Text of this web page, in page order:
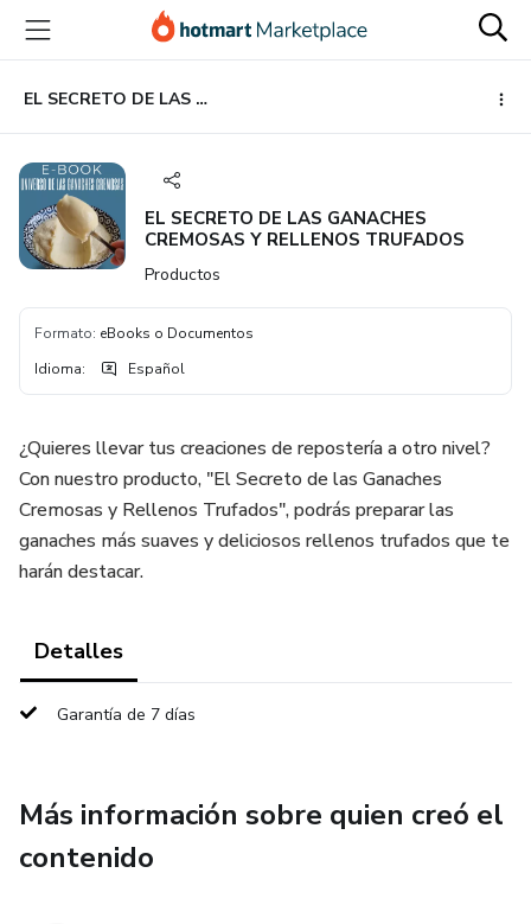
principal
página
de
página
EL SECRETO DE LAS GANACHES CREMOSAS Y RELLENOS TRUFADOS
EL SECRETO DE LAS GANACHES
CREMOSAS Y RELLENOS TRUFADOS
Productos
Formato: eBooks o Documentos
Idioma: Español
¿Quieres llevar tus creaciones de repostería a otro nivel?
Con nuestro producto, "El Secreto de las Ganaches
Cremosas y Rellenos Trufados", podrás preparar las
ganaches más suaves y deliciosos rellenos trufados que te
harán destacar.
Detalles
Garantía de 7 días
Más información sobre quien creó el
contenido